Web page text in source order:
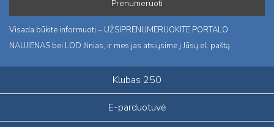
Visada būkite informuoti – UŽSIPRENUMERUOKITE PORTALO
NAUJIENAS bei LOD žinias, ir mes jas atsiųsime į Jūsų el. paštą.
Klubas 250
E-parduotuvė